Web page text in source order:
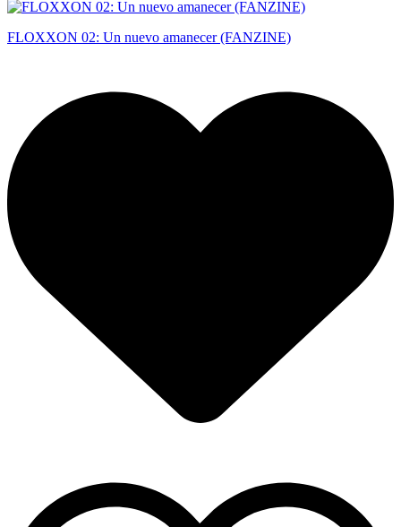
FLOXXON 02: Un nuevo amanecer (FANZINE)